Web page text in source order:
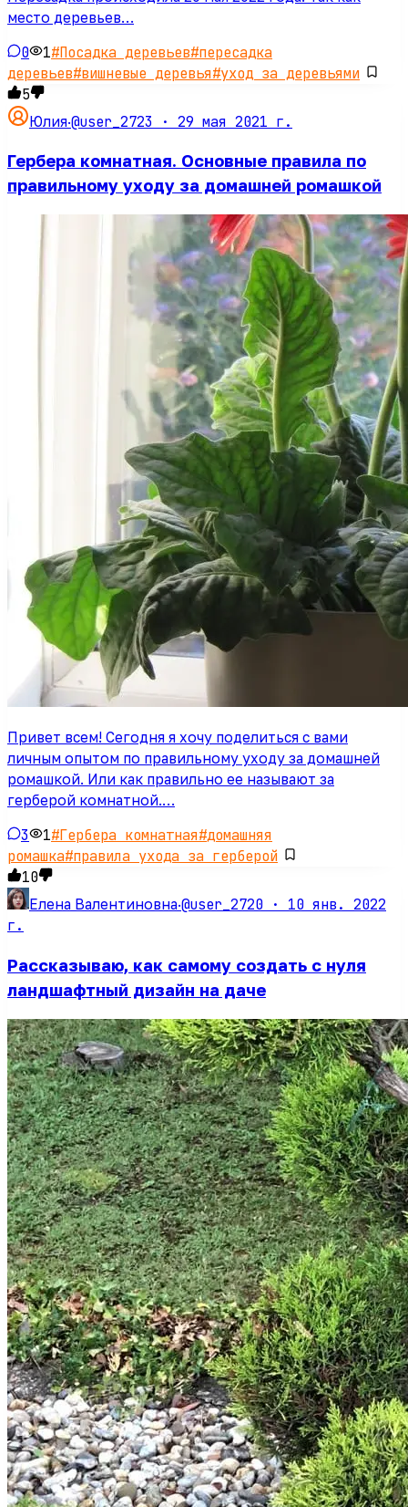
место деревьев…
0 1#Посадка деревьев#пересадка
деревьев#вишневые деревья#уход за деревьями
5
Юлия·@user_2723 · 29 мая 2021 г.
Гербера комнатная. Основные правила по
правильному уходу за домашней ромашкой
Привет всем! Сегодня я хочу поделиться с вами
личным опытом по правильному уходу за домашней
ромашкой. Или как правильно ее называют за
герберой комнатной.…
3 1#Гербера комнатная#домашняя
ромашка#правила ухода за герберой
10
Елена Валентиновна·@user_2720 · 10 янв. 2022
г.
Рассказываю, как самому создать с нуля
ландшафтный дизайн на даче